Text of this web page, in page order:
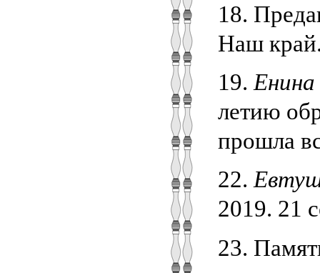
18.
Наш
19.
летию
прошла
22.
2019. 21
23.